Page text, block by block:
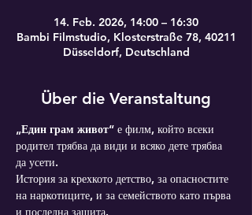
14. Feb. 2026, 14:00 – 16:30
Bambi Filmstudio, Klosterstraße 78, 40211
Düsseldorf, Deutschland
Über die Veranstaltung
„Един грам живот“ е филм, който всеки
родител трябва да види и всяко дете трябва
да усети.
История за крехкото детство, за опасностите
на наркотиците, и за семейството като първа
и последна защита.